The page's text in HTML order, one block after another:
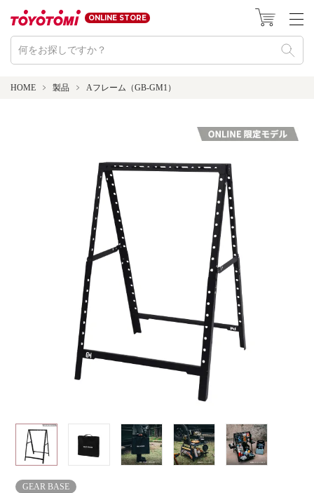
ONLINE STORE
HOME 製品 Aフレーム（GB-GM1）
GEAR BASE